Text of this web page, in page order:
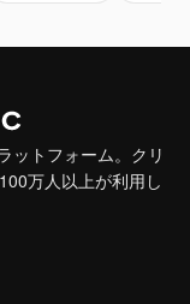
ットフォーム。クリ
万人以上が利用し